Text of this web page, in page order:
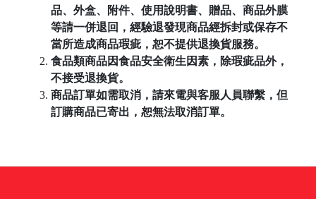
品、外盒、附件、使用說明書、贈品、商品外膜
等請一併退回，經驗退發現商品經拆封或保存不
當所造成商品瑕疵，恕不提供退換貨服務。
食品類商品因食品安全衛生因素，除瑕疵品外，
不接受退換貨。
商品訂單如需取消，請來電與客服人員聯繫，但
訂購商品已寄出，恕無法取消訂單。